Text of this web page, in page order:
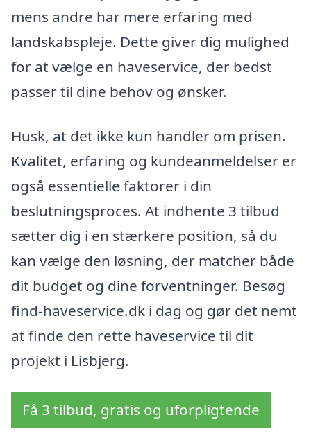
mens andre har mere erfaring med
landskabspleje. Dette giver dig mulighed
for at vælge en haveservice, der bedst
passer til dine behov og ønsker.
Husk, at det ikke kun handler om prisen.
Kvalitet, erfaring og kundeanmeldelser er
også essentielle faktorer i din
beslutningsproces. At indhente 3 tilbud
sætter dig i en stærkere position, så du
kan vælge den løsning, der matcher både
dit budget og dine forventninger. Besøg
find-haveservice.dk i dag og gør det nemt
at finde den rette haveservice til dit
projekt i Lisbjerg.
Få 3 tilbud, gratis og uforpligtende